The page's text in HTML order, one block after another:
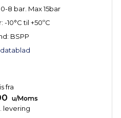
8 bar. Max 15bar
10°C til +50ºC
BSPP
datablad
fra
u/Moms
levering